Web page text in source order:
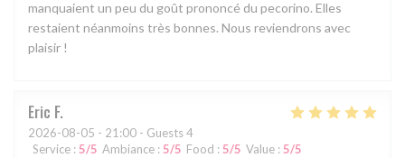
manquaient un peu du goût prononcé du pecorino. Elles
restaient néanmoins très bonnes. Nous reviendrons avec
plaisir !
Eric F
2026-08-05 - 21:00 - Guests 4
Service : 5/5 Ambiance : 5/5 Food : 5/5 Value : 5/5